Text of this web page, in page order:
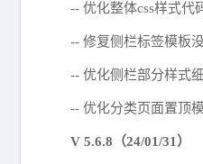
-- 优化整体css样式代
-- 修复侧栏标签模板
-- 优化侧栏部分样式
-- 优化分类页面置顶
V 5.6.8（24/01/31）